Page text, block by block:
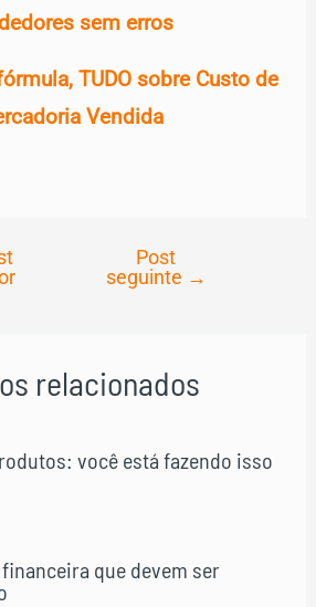
sem erros
TUDO sobre Custo de
Vendida
Post
seguinte →
relacionados
você está fazendo isso
que devem ser